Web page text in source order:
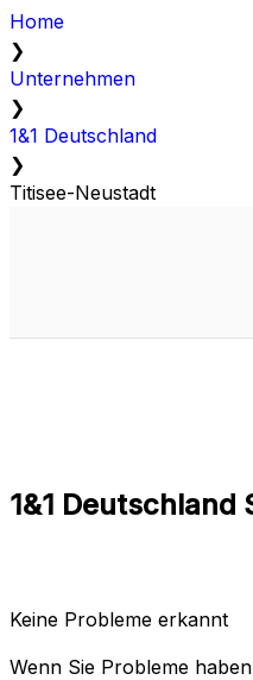
Home
❯
Unternehmen
❯
1&1 Deutschland
❯
Titisee-Neustadt
1&1
Keine Probleme erkannt
Wenn Sie Probleme